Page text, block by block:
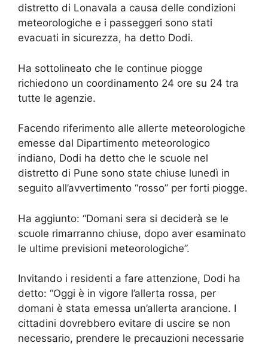
distretto di Lonavala a causa delle condizioni
meteorologiche e i passeggeri sono stati
evacuati in sicurezza, ha detto Dodi.
Ha sottolineato che le continue piogge
richiedono un coordinamento 24 ore su 24 tra
tutte le agenzie.
Facendo riferimento alle allerte meteorologiche
emesse dal Dipartimento meteorologico
indiano, Dodi ha detto che le scuole nel
distretto di Pune sono state chiuse lunedì in
seguito all’avvertimento “rosso” per forti piogge.
Ha aggiunto: “Domani sera si deciderà se le
scuole rimarranno chiuse, dopo aver esaminato
le ultime previsioni meteorologiche”.
Invitando i residenti a fare attenzione, Dodi ha
detto: “Oggi è in vigore l’allerta rossa, per
domani è stata emessa un’allerta arancione. I
cittadini dovrebbero evitare di uscire se non
necessario, prendere le precauzioni necessarie